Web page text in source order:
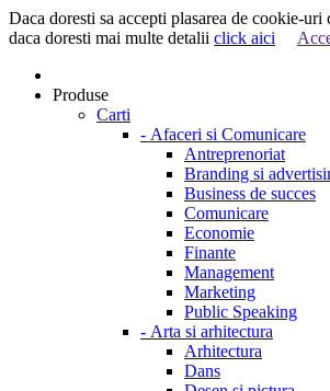
Daca doresti sa accepti plasarea de cookie-
daca doresti mai multe detalii click aici
Produse
Carti
- Afaceri si Comunicare
Antreprenoriat
Branding si
Business de succes
Comunicare
Economie
Finante
Management
Marketing
Public Speaking
- Arta si arhitectura
Arhitectura
Dans